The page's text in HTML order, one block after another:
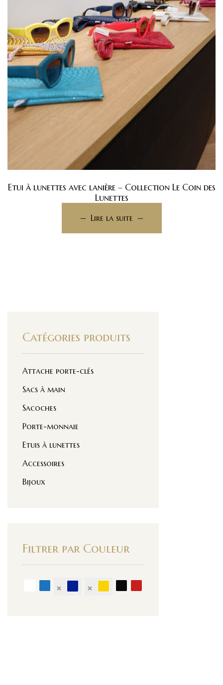
Etui à lunettes avec lanière – Collection Le Coin des
Lunettes
Lire la suite
Catégories produits
Attache porte-clés
Sacs à main
Sacoches
Porte-monnaie
Etuis à lunettes
Accessoires
Bijoux
Filtrer par Couleur